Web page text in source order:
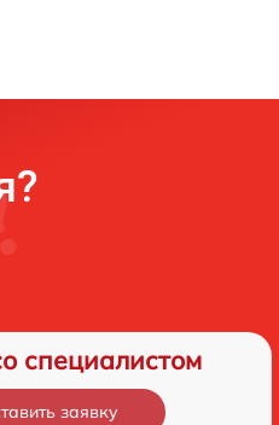
специалистом
заявку